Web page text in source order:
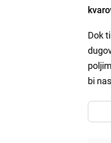
Dok
bi